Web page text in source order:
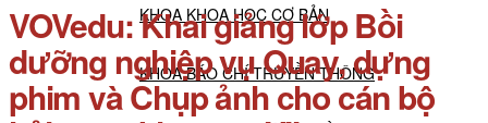
KHOA KHOA HỌC CƠ BẢN
KHOA BÁO CHÍ TRUYỀN THÔNG
VOVedu: Khai giảng lớp Bồi
dưỡng nghiệp vụ Quay, dựng
phim và Chụp ảnh cho cán bộ